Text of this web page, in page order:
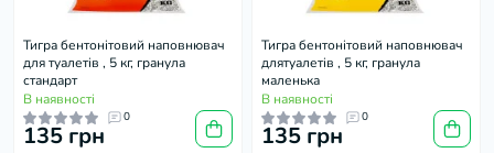
Тигра бентонітовий наповнювач
для туалетів , 5 кг, гранула
стандарт
В наявності
0
135 грн
Тигра бентонітовий наповнювач
длятуалетів , 5 кг, гранула
маленька
В наявності
0
135 грн